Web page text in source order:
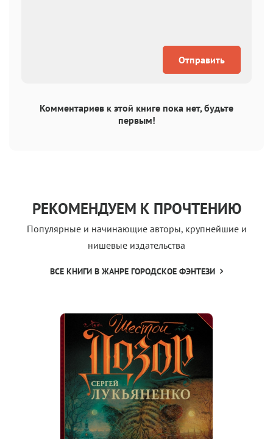
Отправить
Комментариев к этой книге пока нет, будьте
первым!
РЕКОМЕНДУЕМ К ПРОЧТЕНИЮ
Популярные и начинающие авторы, крупнейшие и
нишевые издательства
ВСЕ КНИГИ В ЖАНРЕ ГОРОДСКОЕ ФЭНТЕЗИ